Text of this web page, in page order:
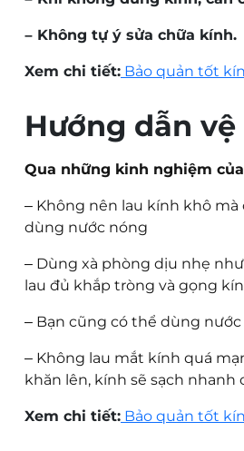
– Không tự ý sửa chữa kính.
Xem chi tiết: Bảo quản tốt
Hướng dẫn vệ
Qua những kinh nghiệm
– Không nên lau kính khô
dùng nước nóng
– Dùng xà phòng dịu nhẹ
lau đủ khắp tròng và gọng
– Bạn cũng có thể dùng
– Không lau mắt kính quá
khăn lên, kính sẽ sạch nhanh
Xem chi tiết: Bảo quản tốt